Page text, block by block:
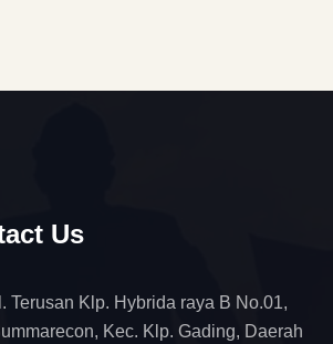
Us
Terusan Klp. Hybrida raya B No.01,
Kec. Klp. Gading, Daerah